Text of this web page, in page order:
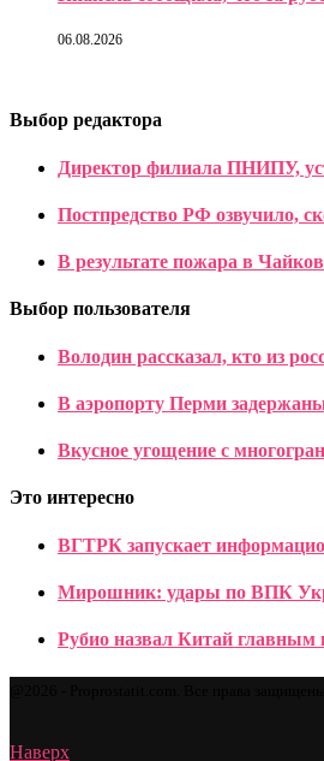
06.08.2026
Выбор редактора
Директор филиала ПНИПУ,
Постпредство РФ озвучило,
В результате пожара в
Выбор пользователя
Володин рассказал, кто из
В аэропорту Перми
Вкусное угощение с
Это интересно
ВГТРК запускает
Мирошник: удары по ВПК
Рубио назвал Китай
Наверх